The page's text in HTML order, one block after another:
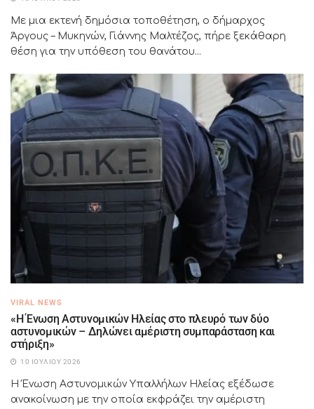
Με μια εκτενή δημόσια τοποθέτηση, ο δήμαρχος
Άργους – Μυκηνών, Γιάννης Μαλτέζος, πήρε ξεκάθαρη
θέση για την υπόθεση του θανάτου...
VIRAL NEWS
«Η Ένωση Αστυνομικών Ηλείας στο πλευρό των δύο
αστυνομικών – Δηλώνει αμέριστη συμπαράσταση και
στήριξη»
10 ΙΟΥΛΊΟΥ 2026
Η Ένωση Αστυνομικών Υπαλλήλων Ηλείας εξέδωσε
ανακοίνωση με την οποία εκφράζει την αμέριστη